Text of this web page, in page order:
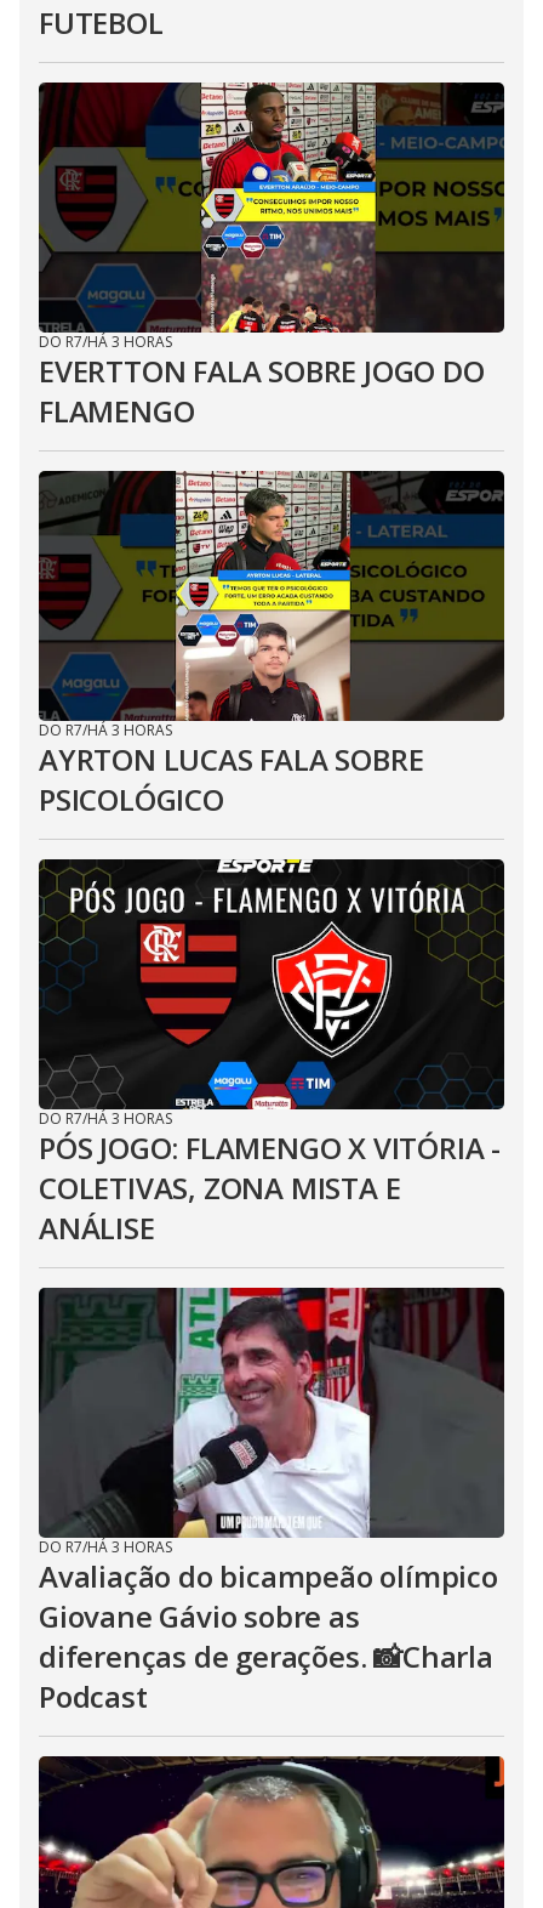
FUTEBOL
DO R7/HÁ 3 HORAS
EVERTTON FALA SOBRE JOGO DO
FLAMENGO
DO R7/HÁ 3 HORAS
AYRTON LUCAS FALA SOBRE
PSICOLÓGICO
DO R7/HÁ 3 HORAS
PÓS JOGO: FLAMENGO X VITÓRIA -
COLETIVAS, ZONA MISTA E
ANÁLISE
DO R7/HÁ 3 HORAS
Avaliação do bicampeão olímpico
Giovane Gávio sobre as
diferenças de gerações. 📸Charla
Podcast